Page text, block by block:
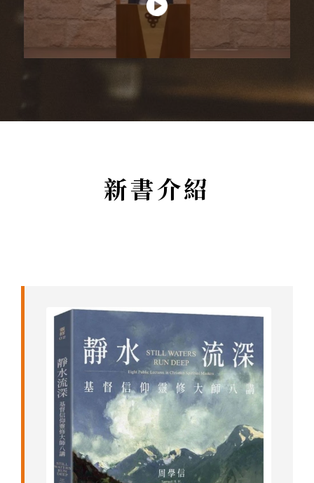
新書介紹